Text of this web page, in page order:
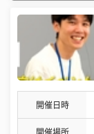
開催日時
開催場所